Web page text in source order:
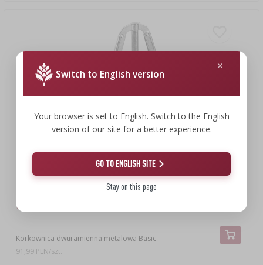
Korkownica dwuramienna metalowa Basic
91,99 zł
91,99 PLN/szt.
Switch to English version
Your browser is set to English. Switch to the English
version of our site for a better experience.
GO TO ENGLISH SITE
Stay on this page